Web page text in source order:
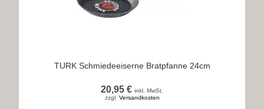
TURK Schmiedeeiserne Bratpfanne 24cm
20,95 € inkl. MwSt.
zzgl. Versandkosten